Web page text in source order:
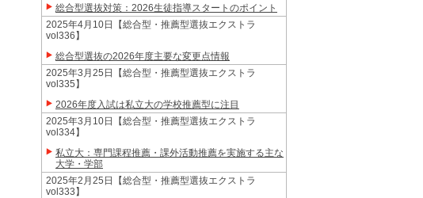
総合型選抜対策：2026生徒指導スタートのポイント
2025年4月10日【総合型・推薦型選抜エクストラ
vol336】
総合型選抜の2026年度主要な変更点情報
2025年3月25日【総合型・推薦型選抜エクストラ
vol335】
2026年度入試は私立大の学校推薦型に注目
2025年3月10日【総合型・推薦型選抜エクストラ
vol334】
私立大：専門課程推薦・課外活動推薦を実施する主な
大学・学部
2025年2月25日【総合型・推薦型選抜エクストラ
vol333】